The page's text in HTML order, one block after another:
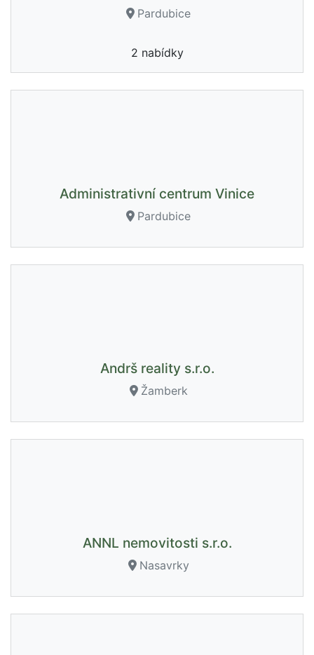
Pardubice
2 nabídky
Administrativní centrum Vinice
Pardubice
Andrš reality s.r.o.
Žamberk
ANNL nemovitosti s.r.o.
Nasavrky